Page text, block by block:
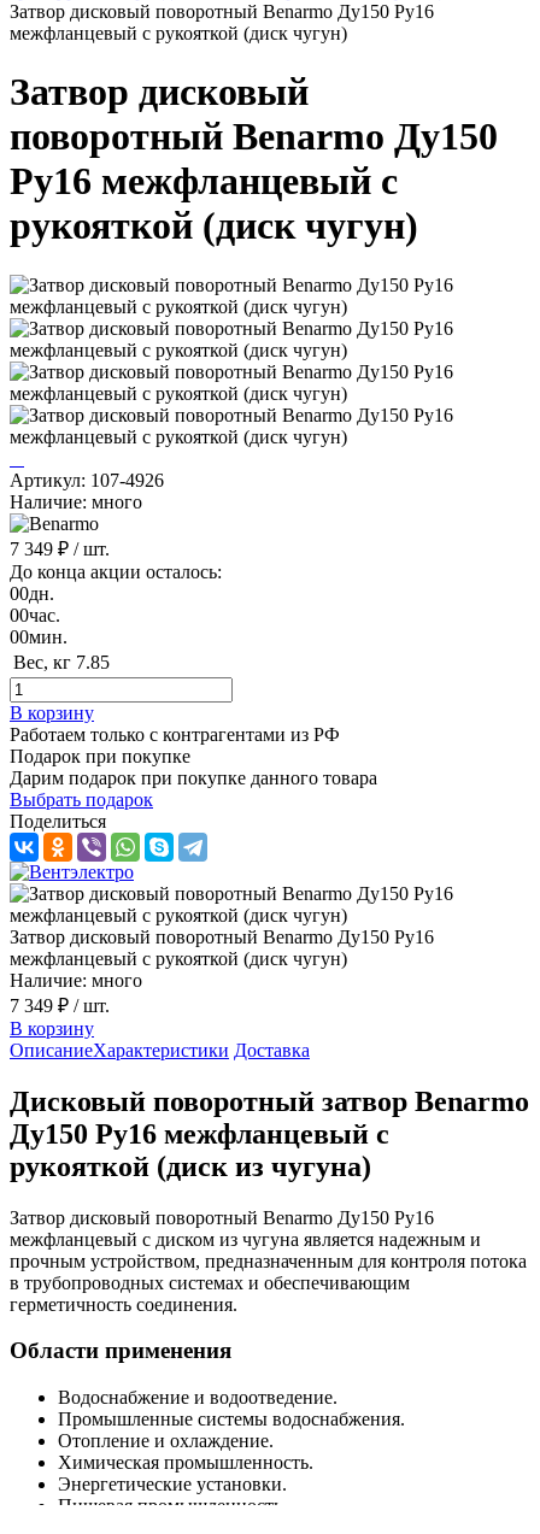
Затвор дисковый поворотный Benarmo Ду150 Ру16
межфланцевый с рукояткой (диск чугун)
Затвор дисковый
поворотный Benarmo Ду150
Ру16 межфланцевый с
рукояткой (диск чугун)
Артикул: 107-4926
Наличие: много
7 349 ₽ / шт.
До конца акции осталось:
00дн.
00час.
00мин.
Вес, кг 7.85
В корзину
Работаем только с контрагентами из РФ
Подарок при покупке
Дарим подарок при покупке данного товара
Выбрать подарок
Поделиться
Затвор дисковый поворотный Benarmo Ду150 Ру16
межфланцевый с рукояткой (диск чугун)
Наличие: много
7 349 ₽ / шт.
В корзину
ОписаниеХарактеристики Доставка
Дисковый поворотный затвор Benarmo
Ду150 Ру16 межфланцевый с
рукояткой (диск из чугуна)
Затвор дисковый поворотный Benarmo Ду150 Ру16
межфланцевый с диском из чугуна является надежным и
прочным устройством, предназначенным для контроля потока
в трубопроводных системах и обеспечивающим
герметичность соединения.
Области применения
Водоснабжение и водоотведение.
Промышленные системы водоснабжения.
Отопление и охлаждение.
Химическая промышленность.
Энергетические установки.
Пищевая промышленность.